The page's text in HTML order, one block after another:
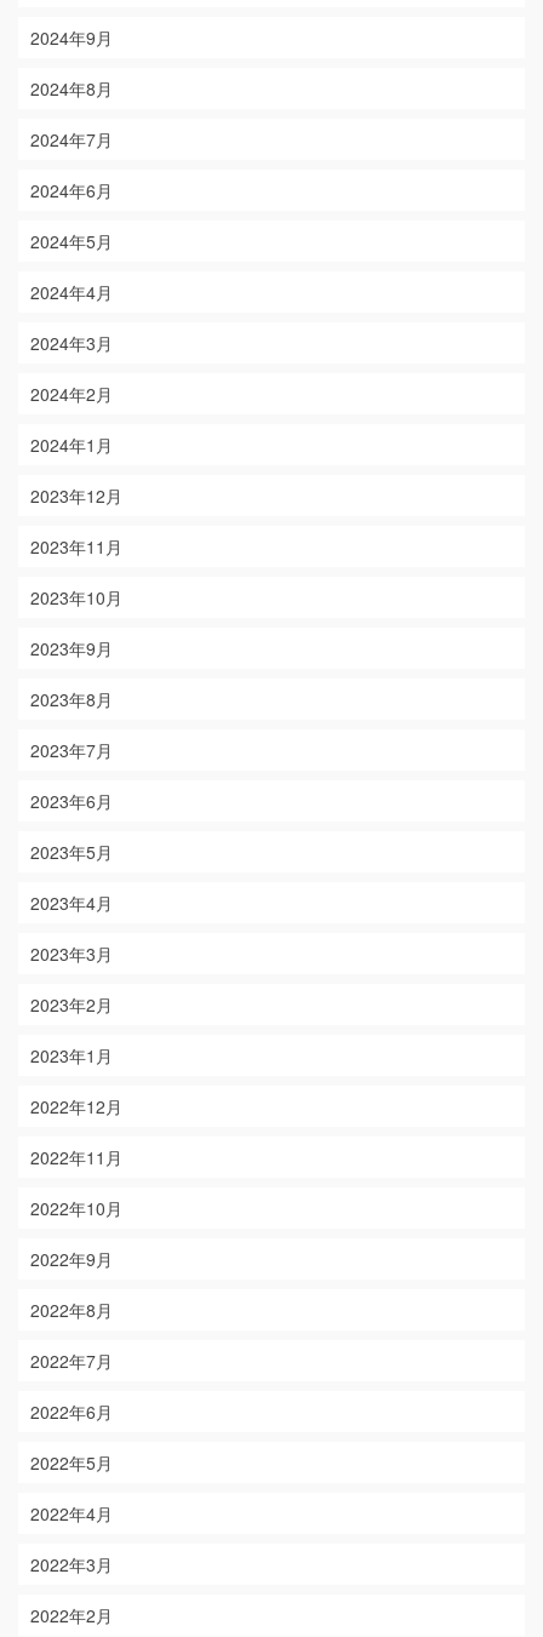
2024年9月
2024年8月
2024年7月
2024年6月
2024年5月
2024年4月
2024年3月
2024年2月
2024年1月
2023年12月
2023年11月
2023年10月
2023年9月
2023年8月
2023年7月
2023年6月
2023年5月
2023年4月
2023年3月
2023年2月
2023年1月
2022年12月
2022年11月
2022年10月
2022年9月
2022年8月
2022年7月
2022年6月
2022年5月
2022年4月
2022年3月
2022年2月